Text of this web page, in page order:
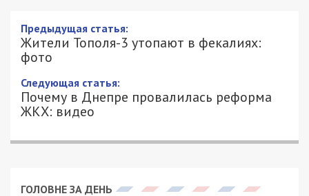
Жители Тополя-3 утопают в фекалиях:
фото
12/12/2016 - 11:10
АЛИСА ЕФАНОВА - СПЕЦИАЛЬНО ДЛЯ
49000.COM.UA
3971